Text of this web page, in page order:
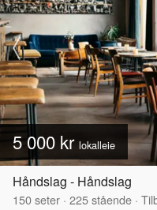
5 000 kr lokalleie
Håndslag - Håndslag
150seter · 225stående ·